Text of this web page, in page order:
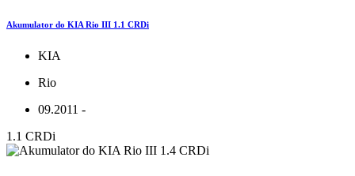
Akumulator do KIA Rio III 1.1 CRDi
KIA
Rio
09.2011 -
1.1 CRDi